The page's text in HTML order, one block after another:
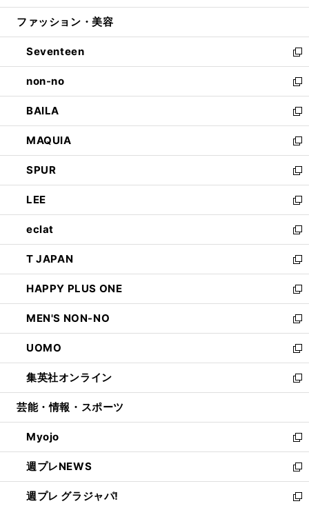
開
ウ
開
く
ン
ウ
で
開
く
ウ
ン
ド
ウ
で
開
く
ファッション・美容
Seventeen
新
し
い
ウ
ィ
ン
ド
ウ
で
開
く
non-no
新
し
い
ウ
ィ
ン
ド
ウ
で
開
く
BAILA
新
し
い
ウ
ィ
ン
ド
ウ
で
開
く
MAQUIA
新
し
い
ウ
ィ
ン
ド
ウ
で
開
く
SPUR
新
し
い
ウ
ィ
ン
ド
ウ
で
開
く
LEE
新
し
い
ウ
ィ
ン
ド
ウ
で
開
く
eclat
新
し
い
ウ
ィ
ン
ド
ウ
で
開
く
T JAPAN
新
し
い
ウ
ィ
ン
ド
ウ
で
開
HAPPY PLUS ONE
新
し
い
ウ
ィ
ン
ド
ウ
開
く
MEN'S NON-NO
新
し
い
ウ
ィ
ン
ウ
で
開
く
UOMO
新
し
い
ウ
ン
ド
ウ
で
開
く
集英社オンライン
新
し
ウ
ィ
ン
ド
ウ
で
芸能・情報・スポーツ
Myojo
新
し
い
ウ
ィ
週プレNEWS
新
し
い
週プレ グラジャパ!
新